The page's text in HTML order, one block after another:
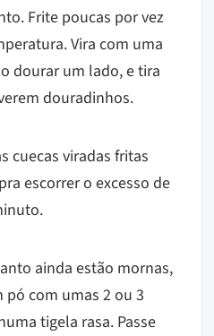
Frite poucas por vez
Vira com uma
dourar um lado, e tira
douradinhos.
cuecas viradas fritas
escorrer o excesso de
ainda estão mornas,
pó com umas 2 ou 3
tigela rasa. Passe